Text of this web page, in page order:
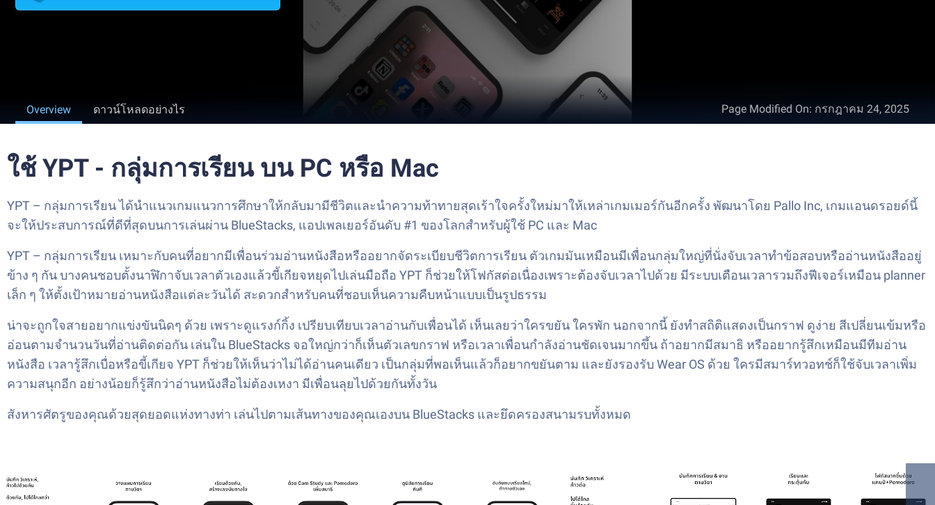
Overview ดาวน์โหลดอย่างไร Page Modified On: กรกฎาคม 24, 2025
ใช้ YPT - กลุ่มการเรียน บน PC หรือ Mac
YPT – กลุ่มการเรียน ได้นำแนวเกมแนวการศึกษาให้กลับมามีชีวิตและนำความท้าทายสุดเร้าใจครั้งใหม่มาให้เหล่าเกมเมอร์กันอีกครั้ง พัฒนาโดย Pallo Inc, เกมแอนดรอยด์นี้
จะให้ประสบการณ์ที่ดีที่สุดบนการเล่นผ่าน BlueStacks, แอปเพลเยอร์อันดับ #1 ของโลกสำหรับผู้ใช้ PC และ Mac
YPT – กลุ่มการเรียน เหมาะกับคนที่อยากมีเพื่อนร่วมอ่านหนังสือหรืออยากจัดระเบียบชีวิตการเรียน ตัวเกมมันเหมือนมีเพื่อนกลุ่มใหญ่ที่นั่งจับเวลาทำข้อสอบหรืออ่านหนังสืออยู่
ข้าง ๆ กัน บางคนชอบตั้งนาฬิกาจับเวลาตัวเองแล้วขี้เกียจหยุดไปเล่นมือถือ YPT ก็ช่วยให้โฟกัสต่อเนื่องเพราะต้องจับเวลาไปด้วย มีระบบเตือนเวลารวมถึงฟีเจอร์เหมือน planner
เล็ก ๆ ให้ตั้งเป้าหมายอ่านหนังสือแต่ละวันได้ สะดวกสำหรับคนที่ชอบเห็นความคืบหน้าแบบเป็นรูปธรรม
น่าจะถูกใจสายอยากแข่งขันนิดๆ ด้วย เพราะดูแรงก์กิ้ง เปรียบเทียบเวลาอ่านกับเพื่อนได้ เห็นเลยว่าใครขยัน ใครพัก นอกจากนี้ ยังทำสถิติแสดงเป็นกราฟ ดูง่าย สีเปลี่ยนเข้มหรือ
อ่อนตามจำนวนวันที่อ่านติดต่อกัน เล่นใน BlueStacks จอใหญ่กว่าก็เห็นตัวเลขกราฟ หรือเวลาเพื่อนกำลังอ่านชัดเจนมากขึ้น ถ้าอยากมีสมาธิ หรืออยากรู้สึกเหมือนมีทีมอ่าน
หนังสือ เวลารู้สึกเบื่อหรือขี้เกียจ YPT ก็ช่วยให้เห็นว่าไม่ได้อ่านคนเดียว เป็นกลุ่มที่พอเห็นแล้วก็อยากขยันตาม และยังรองรับ Wear OS ด้วย ใครมีสมาร์ทวอทช์ก็ใช้จับเวลาเพิ่ม
ความสนุกอีก อย่างน้อยก็รู้สึกว่าอ่านหนังสือไม่ต้องเหงา มีเพื่อนลุยไปด้วยกันทั้งวัน
สังหารศัตรูของคุณด้วยสุดยอดแห่งทางท่า เล่นไปตามเส้นทางของคุณเองบน BlueStacks และยึดครองสนามรบทั้งหมด